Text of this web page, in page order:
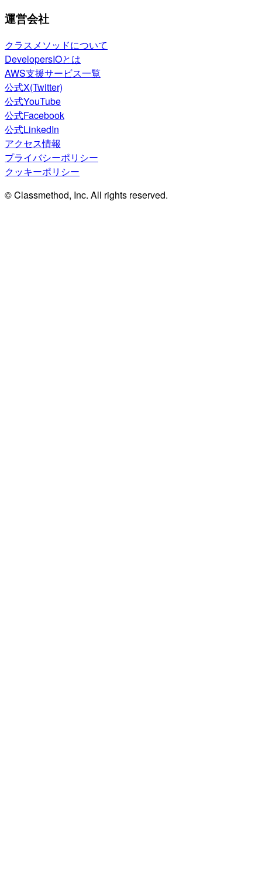
運営会社
クラスメソッドについて
DevelopersIOとは
AWS支援サービス一覧
公式X(Twitter)
公式YouTube
公式Facebook
公式LinkedIn
アクセス情報
プライバシーポリシー
クッキーポリシー
© Classmethod, Inc. All rights reserved.